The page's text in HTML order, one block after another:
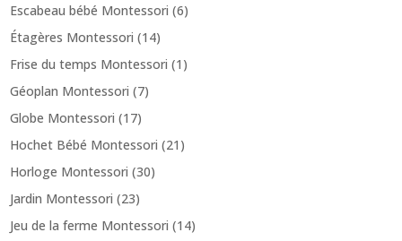
Escabeau bébé Montessori (6)
Étagères Montessori (14)
Frise du temps Montessori (1)
Géoplan Montessori (7)
Globe Montessori (17)
Hochet Bébé Montessori (21)
Horloge Montessori (30)
Jardin Montessori (23)
Jeu de la ferme Montessori (14)